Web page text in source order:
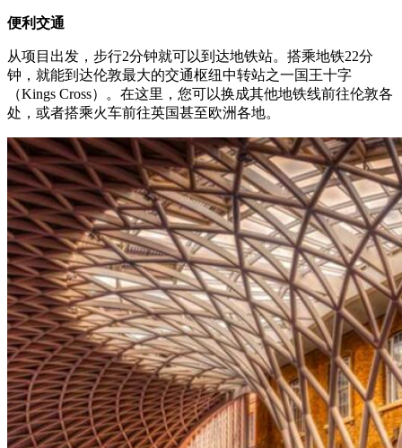
便利交通
从项目出发，步行2分钟就可以到达地铁站。搭乘地铁22分
钟，就能到达伦敦最大的交通枢纽中转站之一国王十字
（Kings Cross）。在这里，您可以换成其他地铁线前往伦敦各
处，或者搭乘火车前往英国甚至欧洲各地。